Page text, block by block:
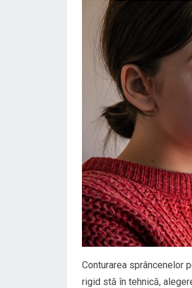
Conturarea sprâncenelor
rigid stă în tehnică,